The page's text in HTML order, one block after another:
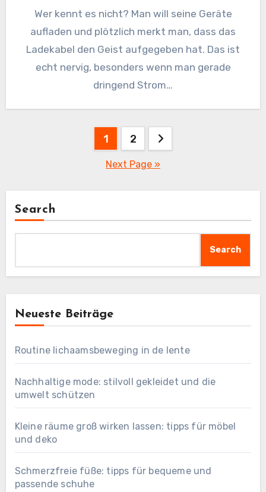
Wer kennt es nicht? Man will seine Geräte
aufladen und plötzlich merkt man, dass das
Ladekabel den Geist aufgegeben hat. Das ist
echt nervig, besonders wenn man gerade
dringend Strom…
1 2
Next Page »
Search
Search
Neueste Beiträge
Routine lichaamsbeweging in de lente
Nachhaltige mode: stilvoll gekleidet und die
umwelt schützen
Kleine räume groß wirken lassen: tipps für möbel
und deko
Schmerzfreie füße: tipps für bequeme und
passende schuhe